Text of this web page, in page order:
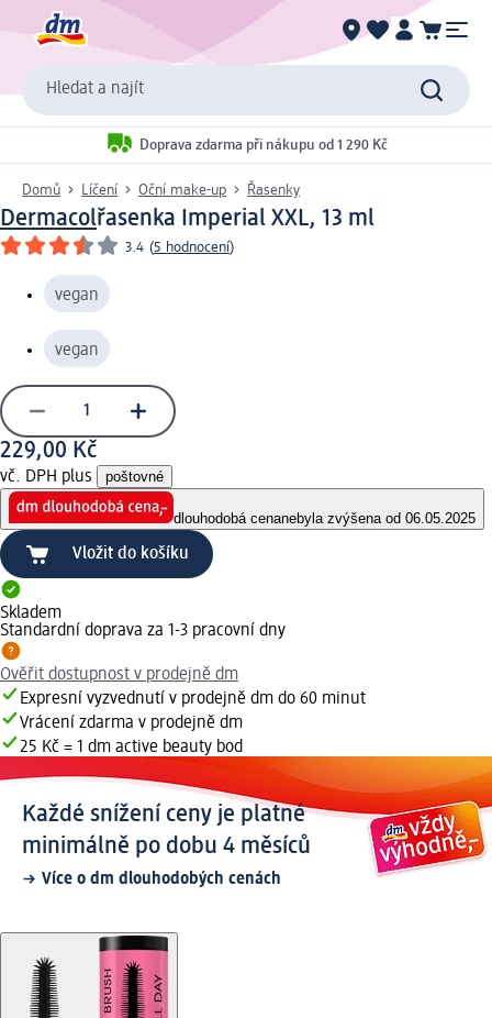
Hledat a najít
Doprava zdarma při nákupu od 1 290 Kč
Domů Líčení Oční make-up Řasenky
Dermacolřasenka Imperial XXL, 13 ml
3.4 (5 hodnocení)
vegan
vegan
229,00 Kč
vč. DPH plus poštovné
dlouhodobá cenanebyla zvýšena od 06.05.2025
Vložit do košíku
Skladem
Standardní doprava za 1-3 pracovní dny
Ověřit dostupnost v prodejně dm
Expresní vyzvednutí v prodejně dm do 60 minut
Vrácení zdarma v prodejně dm
25 Kč = 1 dm active beauty bod
Každé snížení ceny je platné
minimálně po dobu 4 měsíců
Více o dm dlouhodobých cenách